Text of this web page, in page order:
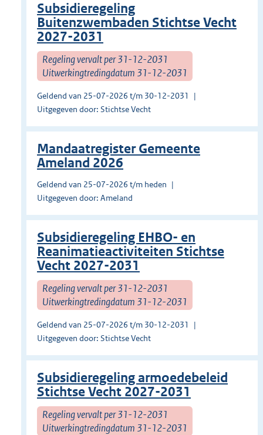
Subsidieregeling
Buitenzwembaden Stichtse Vecht
2027-2031
Regeling vervalt per 31-12-2031
Uitwerkingtredingdatum 31-12-2031
Geldend van 25-07-2026 t/m 30-12-2031
Uitgegeven door: Stichtse Vecht
Mandaatregister Gemeente
Ameland 2026
Geldend van 25-07-2026 t/m heden
Uitgegeven door: Ameland
Subsidieregeling EHBO- en
Reanimatieactiviteiten Stichtse
Vecht 2027-2031
Regeling vervalt per 31-12-2031
Uitwerkingtredingdatum 31-12-2031
Geldend van 25-07-2026 t/m 30-12-2031
Uitgegeven door: Stichtse Vecht
Subsidieregeling armoedebeleid
Stichtse Vecht 2027-2031
Regeling vervalt per 31-12-2031
Uitwerkingtredingdatum 31-12-2031